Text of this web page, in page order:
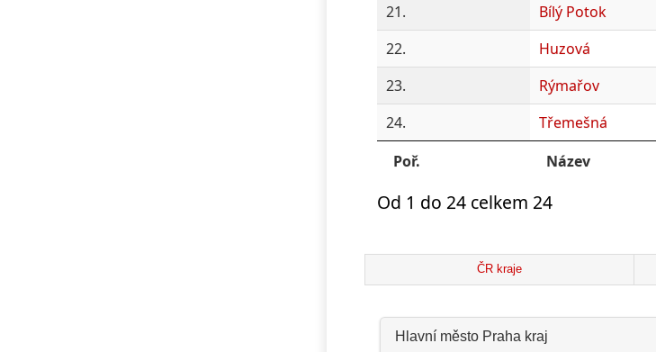
21.
Bílý Potok
22.
Huzová
23.
Rýmařov
24.
Třemešná
Poř.
Název
Od 1 do 24 celkem 24
ČR kraje
Hlavní město Praha kraj